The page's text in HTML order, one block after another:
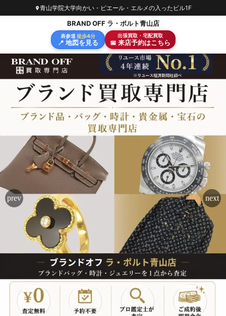
青山学院大学向かい・ピエール・エルメの入ったビル1F
BRAND OFF ラ・ポルト青山店
表参道 徒歩4分
📍 地図を見る
出張買取・宅配買取
📅 来店予約はこちら
金・プラチナ・ジュエリー（
東京メトロ 表参道駅B2出口から徒歩4分、神宮前交差点すぐ